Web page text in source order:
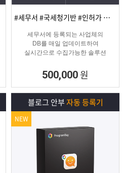
#세무서 #국세청기반 #인허가 개업·신규 사업자디비
세무서에 등록되는 사업체의
DB를 매일 업데이트하여
실시간으로 수집가능한 솔루션
500,000 원
블로그 안부자동 등록기
NEW